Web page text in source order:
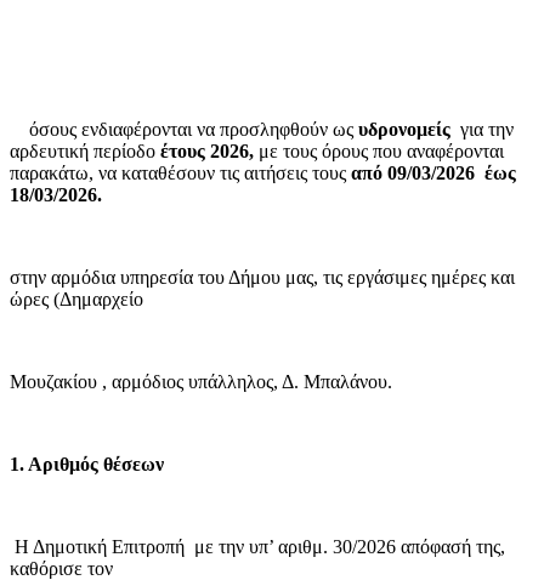
όσους ενδιαφέρονται να προσληφθούν ως υδρονομείς για την
αρδευτική περίοδο έτους 2026, με τους όρους που αναφέρονται
παρακάτω, να καταθέσουν τις αιτήσεις τους από 09/03/2026 έως
18/03/2026.
στην αρμόδια υπηρεσία του Δήμου μας, τις εργάσιμες ημέρες και
ώρες (Δημαρχείο
Μουζακίου , αρμόδιος υπάλληλος, Δ. Μπαλάνου.
1. Αριθμός θέσεων
Η Δημοτική Επιτροπή με την υπ’ αριθμ. 30/2026 απόφασή της,
καθόρισε τον